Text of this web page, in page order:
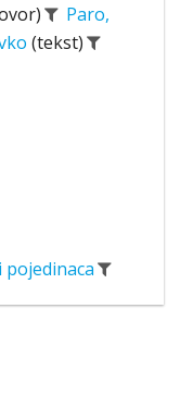
Paro,
(tekst)
pojedinaca